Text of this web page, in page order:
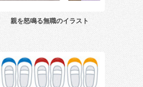
親を怒鳴る無職のイラスト